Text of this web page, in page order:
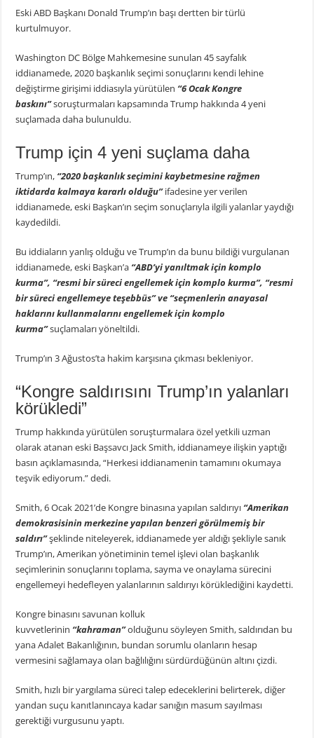
Eski ABD Başkanı Donald Trump’ın başı dertten bir türlü
kurtulmuyor.
Washington DC Bölge Mahkemesine sunulan 45 sayfalık
iddianamede, 2020 başkanlık seçimi sonuçlarını kendi lehine
değiştirme girişimi iddiasıyla yürütülen “6 Ocak Kongre
baskını”soruşturmaları kapsamında Trump hakkında 4 yeni
suçlamada daha bulunuldu.
Trump için 4 yeni suçlama daha
Trump’ın, “2020 başkanlık seçimini kaybetmesine rağmen
iktidarda kalmaya kararlı olduğu”ifadesine yer verilen
iddianamede, eski Başkan’ın seçim sonuçlarıyla ilgili yalanlar yaydığı
kaydedildi.
Bu iddiaların yanlış olduğu ve Trump’ın da bunu bildiği vurgulanan
iddianamede, eski Başkan’a “ABD’yi yanıltmak için komplo
kurma”, “resmi bir süreci engellemek için komplo kurma”, “resmi
bir süreci engellemeye teşebbüs” ve “seçmenlerin anayasal
haklarını kullanmalarını engellemek için komplo
kurma”suçlamaları yöneltildi.
Trump’ın 3 Ağustos’ta hakim karşısına çıkması bekleniyor.
“Kongre saldırısını Trump’ın yalanları
körükledi”
Trump hakkında yürütülen soruşturmalara özel yetkili uzman
olarak atanan eski Başsavcı Jack Smith, iddianameye ilişkin yaptığı
basın açıklamasında, “Herkesi iddianamenin tamamını okumaya
teşvik ediyorum.” dedi.
Smith, 6 Ocak 2021’de Kongre binasına yapılan saldırıyı “Amerikan
demokrasisinin merkezine yapılan benzeri görülmemiş bir
saldırı”şeklinde niteleyerek, iddianamede yer aldığı şekliyle sanık
Trump’ın, Amerikan yönetiminin temel işlevi olan başkanlık
seçimlerinin sonuçlarını toplama, sayma ve onaylama sürecini
engellemeyi hedefleyen yalanlarının saldırıyı körüklediğini kaydetti.
Kongre binasını savunan kolluk
kuvvetlerinin “kahraman”olduğunu söyleyen Smith, saldırıdan bu
yana Adalet Bakanlığının, bundan sorumlu olanların hesap
vermesini sağlamaya olan bağlılığını sürdürdüğünün altını çizdi.
Smith, hızlı bir yargılama süreci talep edeceklerini belirterek, diğer
yandan suçu kanıtlanıncaya kadar sanığın masum sayılması
gerektiği vurgusunu yaptı.